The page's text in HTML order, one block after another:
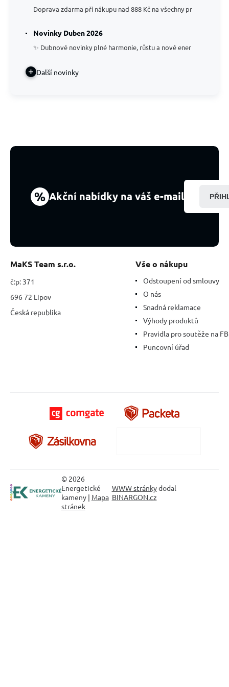
Doprava zdarma při nákupu nad 888 Kč na všechny pr
Novinky Duben 2026
✨ Dubnové novinky plné harmonie, růstu a nové ener
Další novinky
% Akční nabídky na váš e-mail
MaKS Team s.r.o.
č:p: 371
696 72 Lipov
Česká republika
Vše o nákupu
Odstoupení od smlouvy
O nás
Snadná reklamace
Výhody produktů
Pravidla pro soutěže na FB
Puncovní úřad
© 2026
Energetické
kameny | Mapa
stránek
WWW stránkydodal
BINARGON.cz